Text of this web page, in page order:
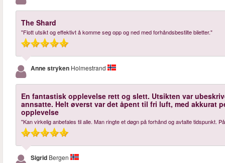
The Shard
"Flott utsikt og effektivt å komme seg opp og ned med forhåndsbestilte biletter."
Anne stryken Holmestrand
En fantastisk opplevelse rett og slett. Utsikten var
annsatte. Helt øverst var det åpent til fri luft, med akkurat
opplevelse
"Kan virkelig anbefales til alle. Man ringte et døgn på forhånd og avtalte tidspunkt.
Sigrid Bergen